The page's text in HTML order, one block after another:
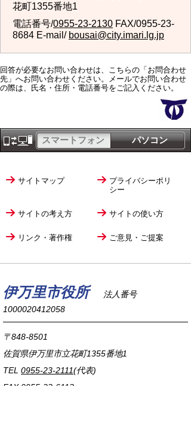
花町1355番地1
電話番号/0955-23-2130 FAX/0955-23-
8684 E-mail/ bousai@city.imari.lg.jp
回答が必要なお問い合わせは、こちらの「お問合わせ
先」へお問い合わせください。メールでお問い合わせ
の際は、氏名・住所・電話番号をご記入ください。
パソコン
スマートフォン
サイトマップ
プライバシーポリ
シー
サイトの考え方 サイトの使い方
リンク・著作権 ご意見・ご提案
伊万里市役所
法人番号
1000020412058
〒848-8501
佐賀県伊万里市立花町1355番地1
TEL 0955-23-2111(代表)
FAX 0955-23-6113